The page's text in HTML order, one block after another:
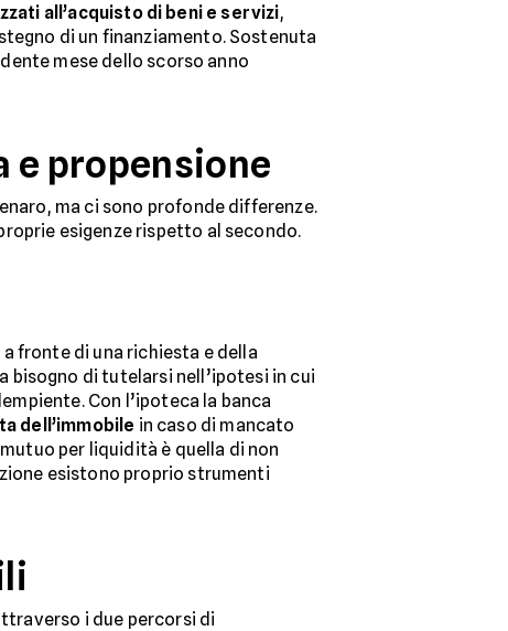
all’acquisto di beni e servizi,
di un finanziamento. Sostenuta
mese dello scorso anno
e propensione
ma ci sono profonde differenze.
esigenze rispetto al secondo.
fronte di una richiesta e della
bisogno di tutelarsi nell’ipotesi in cui
Con l’ipoteca la banca
dell’immobile in caso di mancato
per liquidità è quella di non
esistono proprio strumenti
i due percorsi di